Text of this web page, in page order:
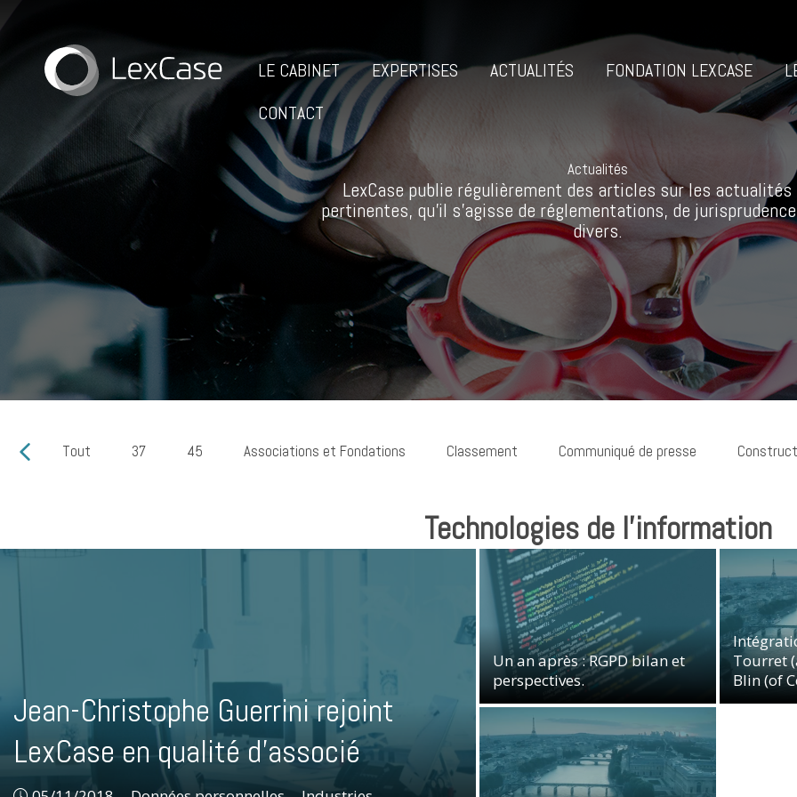
LE CABINET EXPERTISES ACTUALITÉS FONDATION LEXCASE
CONTACT
Actualités
LexCase publie régulièrement des articles sur les actualités
pertinentes, qu’il s’agisse de réglementations, de
divers.
Tout 37 45 Associations et Fondations Classement Communiqué de presse
Technologies de l’information
Jean-Christophe Guerrini rejoint
LexCase en qualité d’associé
Un an après : RGPD bilan et
perspectives.
Données personnelles
Industries, Etablissements et Produits
de Santé
Jeux Vidéo
Technologies
de l'information
Vie du Cabinet
Tourret
Blin (of
de Santé
de
Données personnelles